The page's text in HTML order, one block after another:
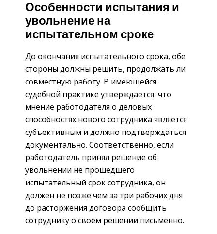
Особенности испытания и
увольнение на
испытательном сроке
До окончания испытательного срока, обе
стороны должны решить, продолжать ли
совместную работу. В имеющейся
судебной практике утверждается, что
мнение работодателя о деловых
способностях нового сотрудника является
субъективным и должно подтверждаться
документально. Соответственно, если
работодатель принял решение об
увольнении не прошедшего
испытательный срок сотрудника, он
должен не позже чем за три рабочих дня
до расторжения договора сообщить
сотруднику о своем решении письменно.